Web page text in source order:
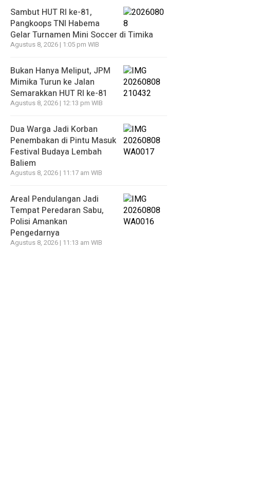
Sambut HUT RI ke-81,
Pangkoops TNI Habema
Gelar Turnamen Mini Soccer di Timika
Agustus 8, 2026 | 1:05 pm WIB
Bukan Hanya Meliput, JPM
Mimika Turun ke Jalan
Semarakkan HUT RI ke-81
Agustus 8, 2026 | 12:13 pm WIB
Dua Warga Jadi Korban
Penembakan di Pintu Masuk
Festival Budaya Lembah
Baliem
Agustus 8, 2026 | 11:17 am WIB
Areal Pendulangan Jadi
Tempat Peredaran Sabu,
Polisi Amankan
Pengedarnya
Agustus 8, 2026 | 11:13 am WIB